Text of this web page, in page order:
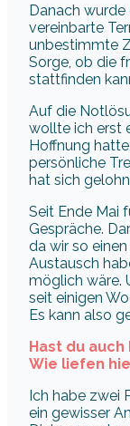
Danach wurde
vereinbarte
unbestimmte
Sorge, ob die
stattfinden
Auf die
wollte ich erst
Hoffnung
persönliche
hat sich
Seit Ende Mai
Gespräche.
da wir so
Austausch
möglich wäre.
seit einigen
Es kann also
Hast du
Wie liefen
Ich habe zwei
ein gewisser